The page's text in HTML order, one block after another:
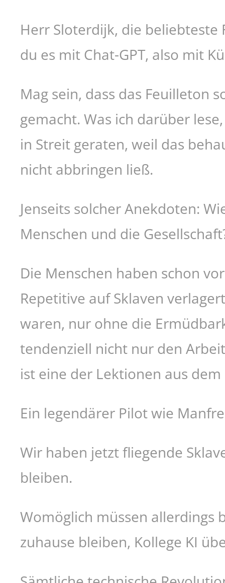
Herr Sloterdijk, die beliebteste
du es mit Chat-GPT, also mit
Mag sein, dass das Feuilleton
gemacht. Was ich darüber
in Streit geraten, weil das
nicht abbringen ließ.
Jenseits solcher Anekdoten:
Menschen und die
Die Menschen haben schon
Repetitive auf Sklaven
waren, nur ohne die
tendenziell nicht nur den
ist eine der Lektionen aus
Ein legendärer Pilot wie
Wir haben jetzt fliegende
bleiben.
Womöglich müssen
zuhause bleiben, Kollege KI